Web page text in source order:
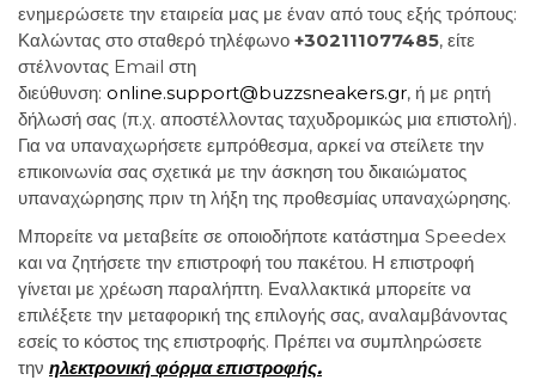
ενημερώσετε την εταιρεία μας με έναν από τους εξής τρόπους:
Καλώντας στο σταθερό τηλέφωνο +302111077485​​​​​​​, είτε
στέλνοντας Email στη
διεύθυνση: online.support@buzzsneakers.gr, ή με ρητή
δήλωσή σας (π.χ. αποστέλλοντας ταχυδρομικώς μια επιστολή).
Για να υπαναχωρήσετε εμπρόθεσμα, αρκεί να στείλετε την
επικοινωνία σας σχετικά με την άσκηση του δικαιώματος
υπαναχώρησης πριν τη λήξη της προθεσμίας υπαναχώρησης.
Μπορείτε να μεταβείτε σε οποιοδήποτε κατάστημα Speedex
και να ζητήσετε την επιστροφή του πακέτου. Η επιστροφή
γίνεται με χρέωση παραλήπτη. Εναλλακτικά μπορείτε να
επιλέξετε την μεταφορική της επιλογής σας, αναλαμβάνοντας
εσείς το κόστος της επιστροφής. Πρέπει να συμπληρώσετε
την ηλεκτρονική φόρμα επιστροφής.